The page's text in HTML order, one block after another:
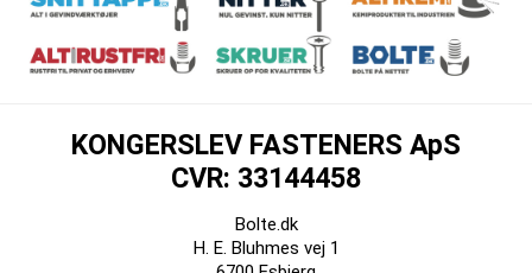
KONGERSLEV FASTENERS ApS
CVR: 33144458
Bolte.dk
H. E. Bluhmes vej 1